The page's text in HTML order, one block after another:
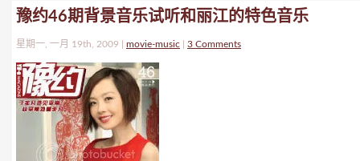
豫约46期背景音乐试听和丽江的特色音乐
星期一, 一月 19th, 2009 | movie-music 3 Comments